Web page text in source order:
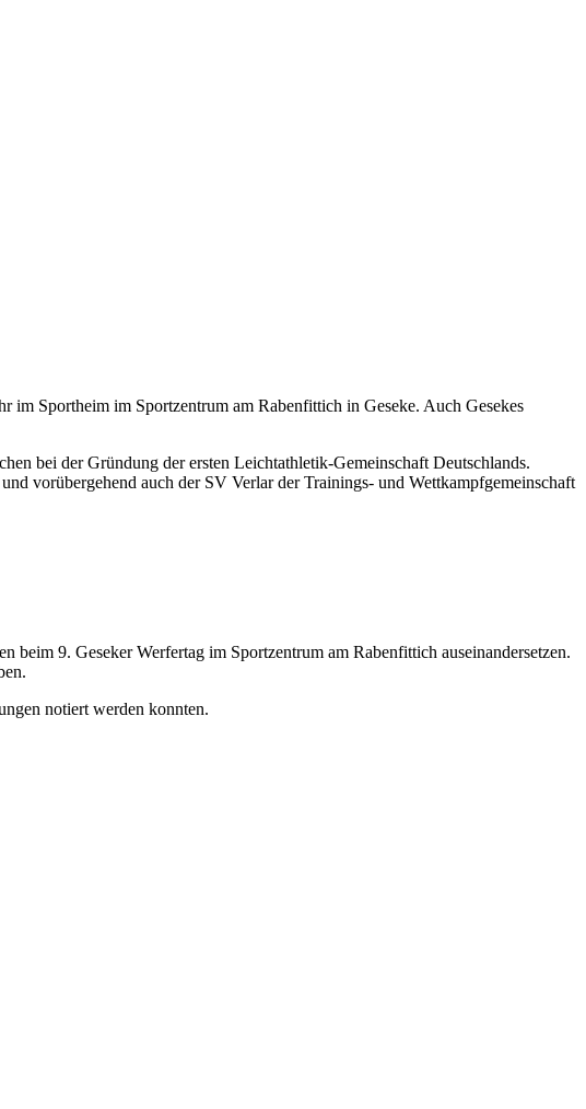
Sportheim im Sportzentrum am Rabenfittich in Geseke. Auch Gesekes
bei der Gründung der ersten Leichtathletik-Gemeinschaft Deutschlands.
vorübergehend auch der SV Verlar der Trainings- und Wettkampfgemeinschaft
beim 9. Geseker Werfertag im Sportzentrum am Rabenfittich auseinandersetzen.
notiert werden konnten.